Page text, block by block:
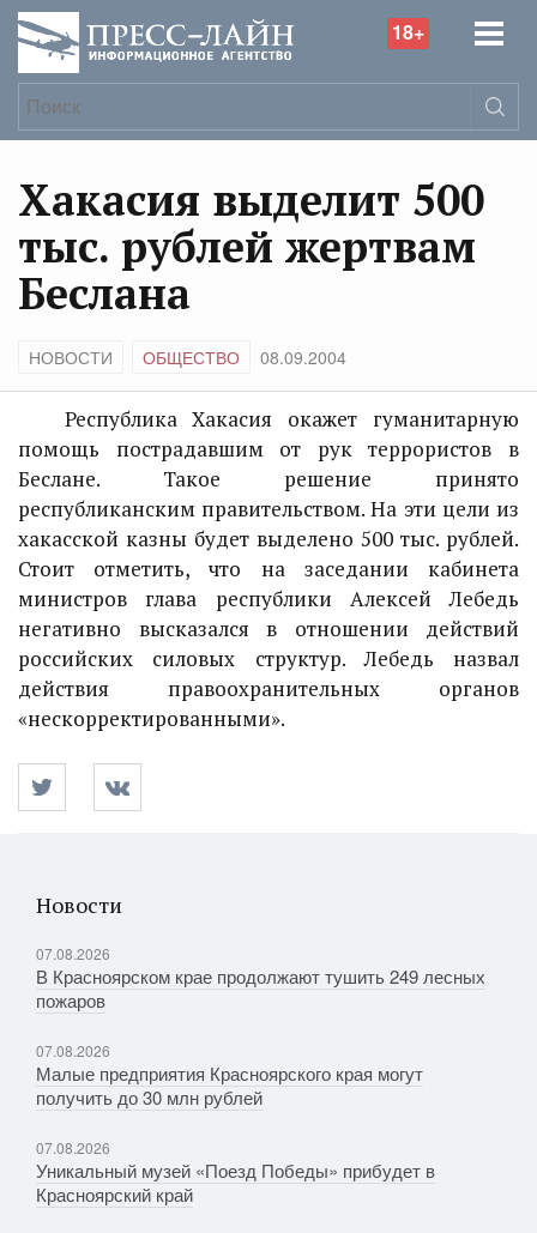
18+
Хакасия выделит 500
тыс. рублей жертвам
Беслана
НОВОСТИ ОБЩЕСТВО 08.09.2004
Республика Хакасия окажет гуманитарную
помощь пострадавшим от рук террористов в
Беслане. Такое решение принято
республиканским правительством. На эти цели из
хакасской казны будет выделено 500 тыс. рублей.
Стоит отметить, что на заседании кабинета
министров глава республики Алексей Лебедь
негативно высказался в отношении действий
российских силовых структур. Лебедь назвал
действия правоохранительных органов
«нескорректированными».
Новости
07.08.2026
В Красноярском крае продолжают тушить 249 лесных
пожаров
07.08.2026
Малые предприятия Красноярского края могут
получить до 30 млн рублей
07.08.2026
Уникальный музей «Поезд Победы» прибудет в
Красноярский край